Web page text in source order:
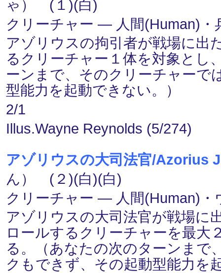
ゃ） (１)(白)
クリーチャー ― 人間(Human)
アゾリウスの拘引者が戦場に出
るクリーチャー１体を対象とし
ーンまで、そのクリーチャーで
型能力を起動できない。）
2/1
Illus.Wayne Reynolds (5/274)
アゾリウスの大司法官/Azorius
ん） (２)(白)(白)
クリーチャー ― 人間(Human)
アゾリウスの大司法官が戦場に
ロールするクリーチャーを最大
る。（あなたの次のターンまで
クもできず、その起動型能力を